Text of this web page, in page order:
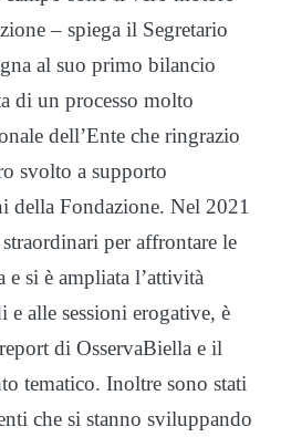
– spiega il Segretario
al suo primo bilancio
di un processo molto
e dell’Ente che ringrazio
svolto a supporto
della Fondazione. Nel 2021
rdinari per affrontare le
e si è ampliata l’attività
e alle sessioni erogative, è
di OsservaBiella e il
tematico. Inoltre sono stati
che si stanno sviluppando